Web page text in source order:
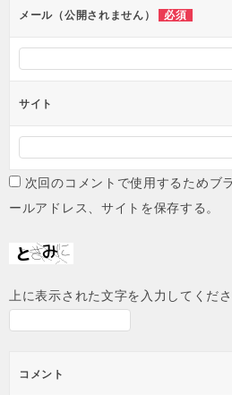
メール（公開されません） 必須
サイト
次回のコメントで使用するためブ
ールアドレス、サイトを保存する。
上に表示された文字を入力してくださ
コメント